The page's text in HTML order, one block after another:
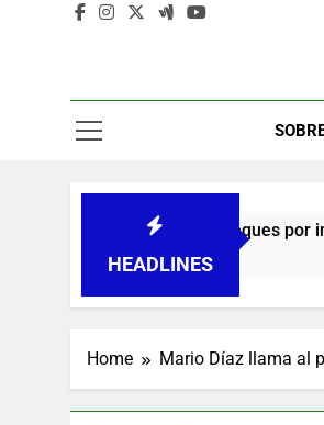
HEADLINES
de cheques por indemnización y
Home Mario Díaz llama al